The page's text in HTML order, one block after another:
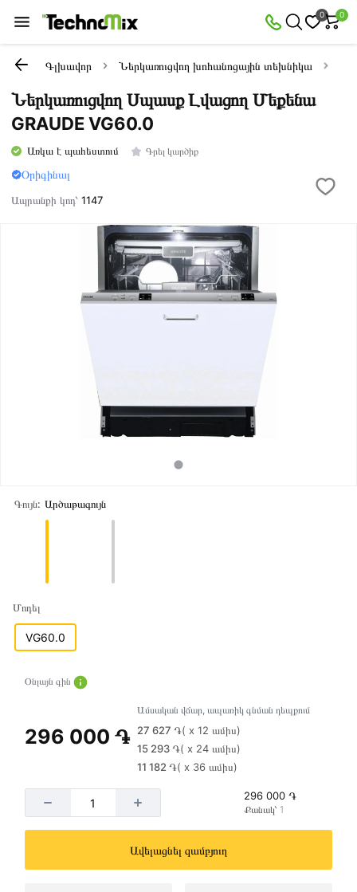
0 0
Գլխավոր Ներկառուցվող խոհանոցային տեխնիկա
Ներկառուցվող Սպասք Լվացող Մեքենա
GRAUDE VG60.0
Առկա է պահեստում Գրել կարծիք
Օրիգինալ
Ապրանքի կոդ՝1147
Գույն: Արծաթագույն
Մոդել
VG60.0
Օնլայն գին
296 000 ֏
Ամսական վճար, ապառիկ գնման դեպքում
27 627 ֏( x 12 ամիս)
15 293 ֏( x 24 ամիս)
11 182 ֏( x 36 ամիս)
296 000 ֏
Քանակ՝ 1
Ավելացնել զամբյուղ